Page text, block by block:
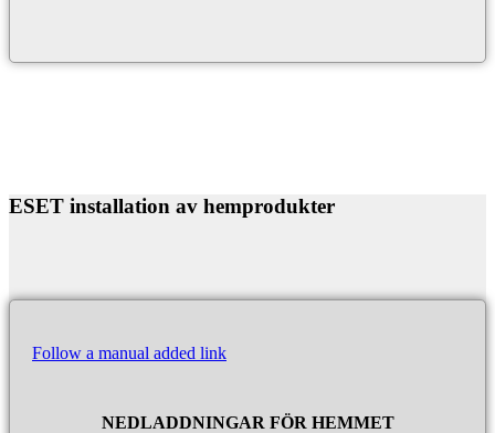
ESET installation av hemprodukter
Follow a manual added link
NEDLADDNINGAR FÖR HEMMET